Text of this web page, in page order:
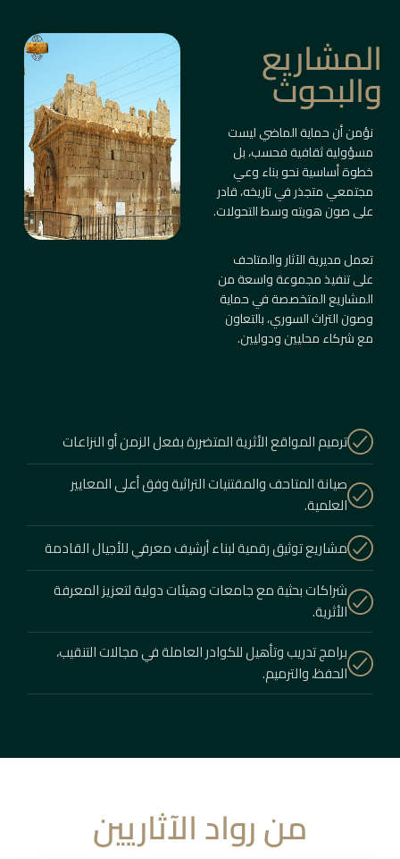
المشاريع
والبحوث
نؤمن أن حماية الماضي ليست
مسؤولية ثقافية فحسب، بل
خطوة أساسية نحو بناء وعي
مجتمعي متجذر في تاريخه، قادر
على صون هويته وسط التحولات.
تعمل مديرية الآثار والمتاحف
على تنفيذ مجموعة واسعة من
المشاريع المتخصصة في حماية
وصون التراث السوري، بالتعاون
مع شركاء محليين ودوليين.
ترميم المواقع الأثرية المتضررة بفعل الزمن أو النزاعات
صيانة المتاحف والمقتنيات التراثية وفق أعلى المعايير
العلمية.
مشاريع توثيق رقمية لبناء أرشيف معرفي للأجيال القادمة
شراكات بحثية مع جامعات وهيئات دولية لتعزيز المعرفة
الأثرية.
برامج تدريب وتأهيل للكوادر العاملة في مجالات التنقيب،
الحفظ، والترميم.
من رواد الآثاريين